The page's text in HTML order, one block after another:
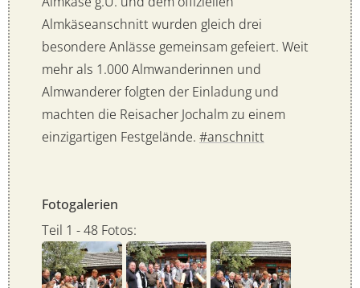
Almkäseanschnitt wurden gleich drei
besondere Anlässe gemeinsam gefeiert. Weit
mehr als 1.000 Almwanderinnen und
Almwanderer folgten der Einladung und
machten die Reisacher Jochalm zu einem
einzigartigen Festgelände. #anschnitt
Fotogalerien
Teil 1 - 48 Fotos: